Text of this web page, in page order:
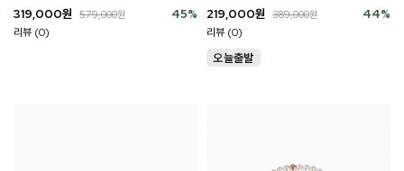
45%
319,000원 579,000원
리뷰 (0)
44%
219,000원 389,000원
리뷰 (0)